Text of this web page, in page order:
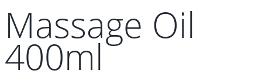
Massage Oil
400ml